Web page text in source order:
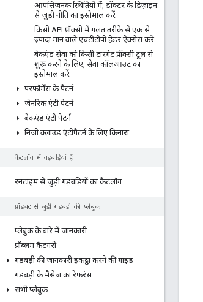
आपत्तिजनक स्थितियों में, डॉक्टर के डिज़ाइन
से जुड़ी नीति का इस्तेमाल करें
किसी API प्रॉक्सी में गलत तरीके से एक से
ज़्यादा मान वाले एचटीटीपी हेडर ऐक्सेस करें
बैकएंड सेवा को किसी टारगेट प्रॉक्सी टूल से
शुरू करने के लिए, सेवा कॉलआउट का
इस्तेमाल करें
परफ़ॉर्मेंस के पैटर्न
जेनरिक एंटी पैटर्न
बैकएंड एंटी पैटर्न
निजी क्लाउड एंटीपैटर्न के लिए किनारा
कैटलॉग में गड़बड़ियां हैं
रनटाइम से जुड़ी गड़बड़ियों का कैटलॉग
प्रॉडक्ट से जुड़ी गड़बड़ी की प्लेबुक
प्लेबुक के बारे में जानकारी
प्रॉब्लम कैटगरी
गड़बड़ी की जानकारी इकट्ठा करने की गाइड
गड़बड़ी के मैसेज का रेफ़रंस
सभी प्लेबुक